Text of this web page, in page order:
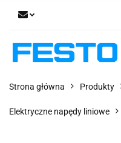
Strona główna Produkty
Elektryczne napędy liniowe